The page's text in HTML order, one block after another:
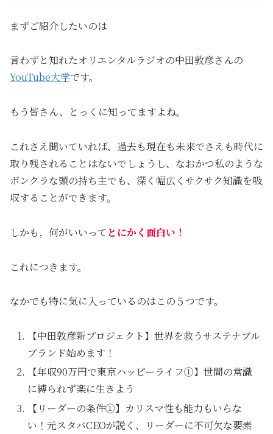
まずご紹介したいのは
言わずと知れたオリエンタルラジオの中田敦彦さんの
YouTube大学です。
もう皆さん、とっくに知ってますよね。
これさえ聞いていれば、過去も現在も未来でさえも時代に
取り残されることはないでしょうし、なおかつ私のような
ボンクラな頭の持ち主でも、深く幅広くサクサク知識を吸
収することができます。
しかも，何がいいって とにかく面白い！
これにつきます。
なかでも特に気に入っているのはこの５つです。
【中田敦彦新プロジェクト】世界を救うサステナブル
ブランド始めます！
【年収90万円で東京ハッピーライフ①】世間の常識
に縛られず楽に生きよう
【リーダーの条件①】カリスマ性も能力もいらな
い！元スタバCEOが説く、リーダーに不可欠な要素